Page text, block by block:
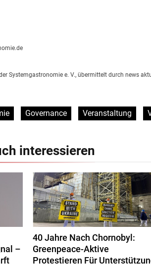
Systemgastronomie e. V., übermittelt durch news
Governance Veranstaltung
interessieren
–
40 Jahre Nach Chornobyl:
Greenpeace-Aktive
Protestieren Für